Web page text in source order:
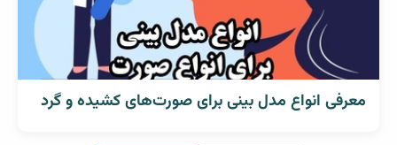
معرفی انواع مدل بینی برای صورت‌های کشیده و گرد